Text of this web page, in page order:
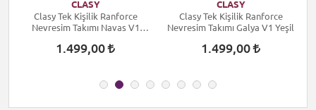
CLASY
Clasy Tek Kişilik Ranforce
Nevresim Takımı Navas V1
1.499,00
CLASY
Clasy Tek Kişilik Ranforce
Nevresim Takımı Galya V1 Yeşil
1.499,00